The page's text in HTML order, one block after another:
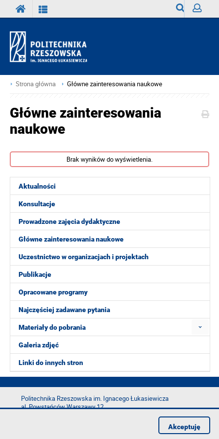
Strona główna Główne zainteresowania naukowe
Aktualności
Konsultacje
Prowadzone zajęcia dydaktyczne
Główne zainteresowania naukowe
Uczestnictwo w organizacjach i projektach
Publikacje
Opracowane programy
Najczęściej zadawane pytania
Materiały do pobrania
Galeria zdjęć
Linki do innych stron
Główne zainteresowania
naukowe
Brak wyników do wyświetlenia.
Politechnika Rzeszowska im. Ignacego Łukasiewicza
al. Powstańców Warszawy 12
Akceptuję